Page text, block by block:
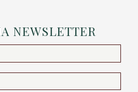
NEWSLETTER